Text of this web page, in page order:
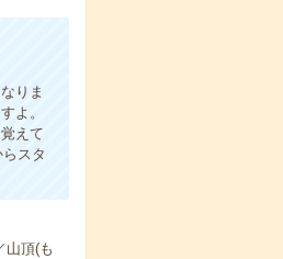
りま
よ。
えて
スタ
山頂(も